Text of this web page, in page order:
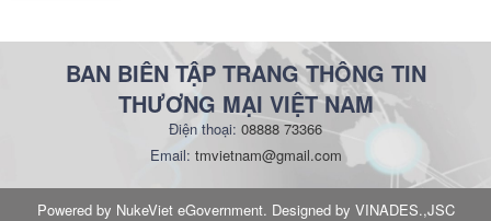
BAN BIÊN TẬP TRANG THÔNG TIN
THƯƠNG MẠI VIỆT NAM
Điện thoại: 08888 73366
Email: tmvietnam@gmail.com
Powered by NukeViet eGovernment. Designed by VINADES.,JSC